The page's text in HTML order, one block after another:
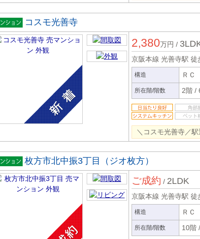
ンシ
コスモ光善寺
2,380万円 /
京阪本線 光善寺駅 徒
構造 ＲＣ
所在階/階数 2階 /
＼コスモ光善寺／
ンシ
枚方市北中振3丁目（ジオ枚方）
ご成約 / 2LDK
京阪本線 光善寺駅 徒
構造 ＲＣ
所在階/階数 10階 /